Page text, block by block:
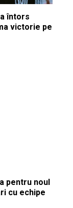
întors
victorie pe
pentru noul
cu echipe